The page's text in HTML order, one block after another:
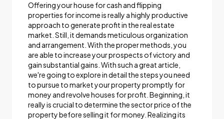
Offering your house for cash and flipping
properties for income is really a highly productive
approach to generate profit in the real estate
market. Still, it demands meticulous organization
and arrangement. With the proper methods, you
are able to increase your prospects of victory and
gain substantial gains. With such a great article,
we're going to explore in detail the steps you need
to pursue to market your property promptly for
money and revolve houses for profit. Beginning, it
really is crucial to determine the sector price of the
property before selling it for money. Realizing its